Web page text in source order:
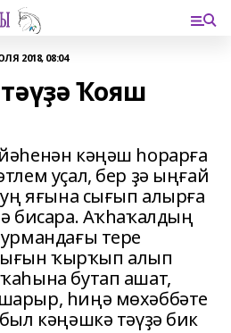
2018, 08:04
Ҡояш
кәңәш һорарға
уҫал, бер ҙә ыңғай
яғына сығып алырға
бисара. Аҡһаҡалдың
тере
ҡырҡып алып
бутап ашат,
һиңә мөхәббәте
кәңәшкә тәүҙә бик